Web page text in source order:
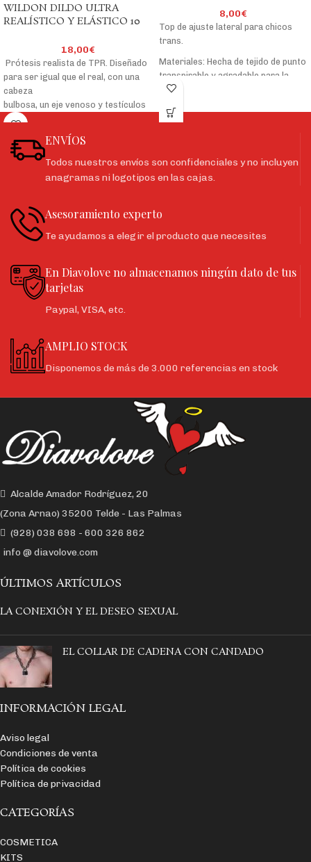
WILDON DILDO ULTRA
REALÍSTICO Y ELÁSTICO 10
18,00€
Prótesis realista de TPR. Diseñado
para ser igual que el real, con una
cabeza
bulbosa, un eje venoso y testículos
firmes y texturizados en su base.
Características:
Longitud total: 135 mm y 5.3 mm de
recomienda el uso de talco tras
usar la prótesis.
8,00€
Top de ajuste lateral para chicos
trans.
Materiales: Hecha de tejido de punto
transpirable y agradable para la
piel. Fácil y cómodo de usar,
laterales .
ENVÍOS
Todos nuestros envíos son confidenciales y no incluyen
anagramas ni logotipos en las cajas.
Asesoramiento experto
Te ayudamos a elegir el producto que necesites
En Diavolove no almacenamos ningún dato de tus
tarjetas
Paypal, VISA, etc.
AMPLIO STOCK
Disponemos de más de 3.000 referencias en stock
Alcalde Amador Rodríguez, 20
(Zona Arnao) 35200 Telde - Las Palmas
(928) 038 698 - 600 326 862
info @ diavolove.com
ÚLTIMOS ARTÍCULOS
LA CONEXIÓN Y EL DESEO SEXUAL
EL COLLAR DE CADENA CON CANDADO
INFORMACIÓN LEGAL
Aviso legal
Condiciones de venta
Política de cookies
Política de privacidad
CATEGORÍAS
COSMETICA
KITS